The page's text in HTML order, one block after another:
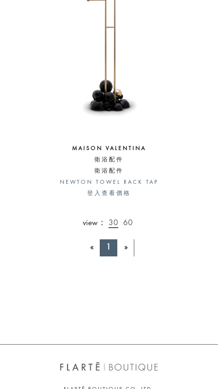
MAISON VALENTINA
衛浴配件
衛浴配件
NEWTON TOWEL RACK TAP
登入查看價格
view： 30 60
« »